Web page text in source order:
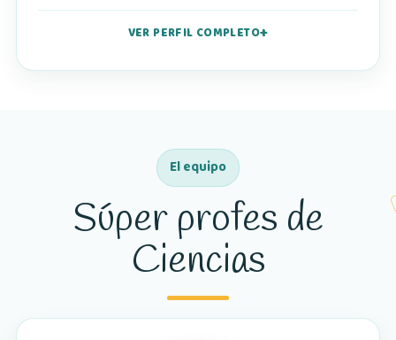
VER PERFIL COMPLETO
El equipo
Súper profes de
Ciencias